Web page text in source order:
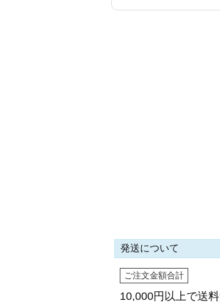
発送について
ご注文金額合計
10,000円以上で送